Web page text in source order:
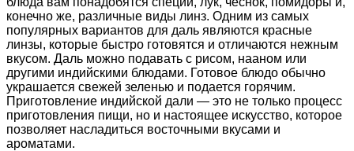
конечно же, различные виды линз. Одним из самых
популярных вариантов для даль являются красные
линзы, которые быстро готовятся и отличаются нежным
вкусом. Даль можно подавать с рисом, нааном или
другими индийскими блюдами. Готовое блюдо обычно
украшается свежей зеленью и подается горячим.
Приготовление индийской дали — это не только процесс
приготовления пищи, но и настоящее искусство, которое
позволяет насладиться восточными вкусами и
ароматами.